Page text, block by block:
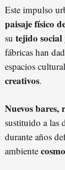
Este impulso
paisaje físico
su tejido
fábricas han
espacios
creativos.
Nuevos bares,
sustituido a las
durante años
ambiente